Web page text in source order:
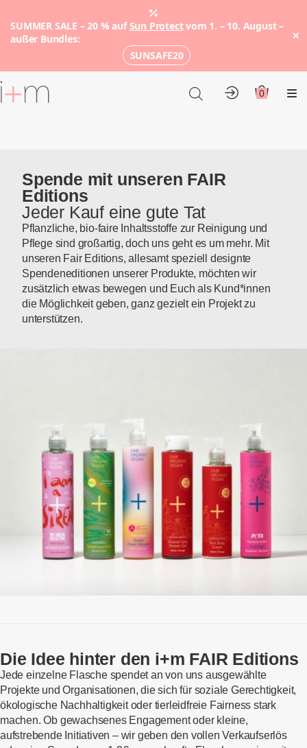
SUMMER SALE – 20 % aufSun Protectvom 1. – 10. August –
außer Bundles:
SUNSAFE20
×
Hauptinhalt
Konto
0
Spende mit unseren FAIR
Editions
Jeder Kauf eine gute Tat
Pflanzliche, bio-faire Inhaltsstoffe zur Reinigung und
Pflege sind großartig, doch uns geht es um mehr. Mit
unseren Fair Editions, allesamt speziell designte
Spendeneditionen unserer Produkte, möchten wir
zusätzlich etwas bewegen und Euch als Kund*innen
die Möglichkeit geben, ganz gezielt ein Projekt zu
unterstützen.
Die Idee hinter den i+m FAIR Editions
Jede einzelne Flasche spendet an von uns ausgewählte
Projekte und Organisationen, die sich für soziale Gerechtigkeit,
ökologische Nachhaltigkeit oder tierleidfreie Fairness stark
machen. Ob gewachsenes Engagement oder kleine,
aufstrebende Initiativen – wir geben den vollen Verkaufserlös